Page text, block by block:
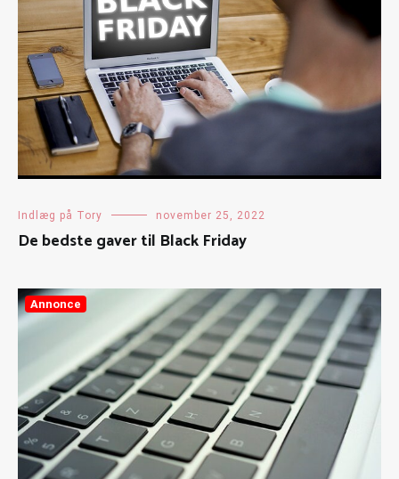
Indlæg på Tory november 25, 2022
De bedste gaver til Black Friday
Annonce